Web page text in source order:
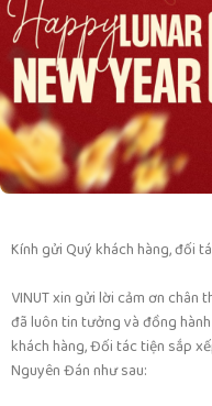
Kính gửi Quý khách hàng, đối
VINUT xin gửi lời cảm ơn chân
đã luôn tin tưởng và đồng
khách hàng, Đối tác tiện sắp
Nguyên Đán như sau: